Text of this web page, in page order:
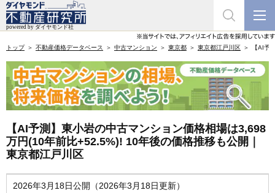
トップ 不動産価格データベース 中古マンション 東京都 東京都江戸川区 【AI予
【AI予測】東小岩の中古マンション価格相場は3,698
万円(10年前比+52.5%)! 10年後の価格推移も公開｜
東京都江戸川区
2026年3月18日公開（2026年3月18日更新）